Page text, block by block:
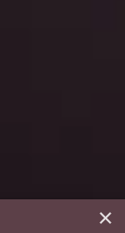
×